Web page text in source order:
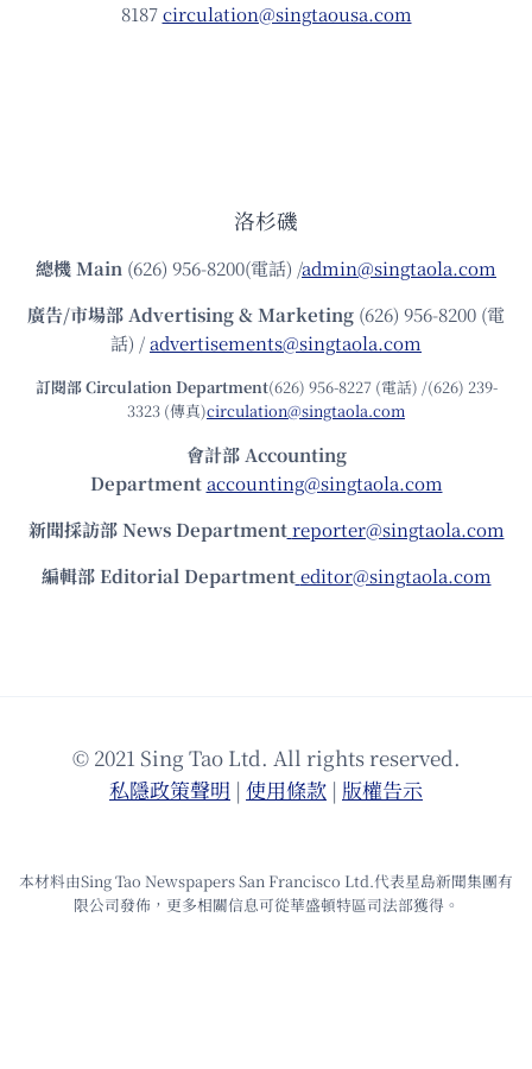
8187circulation@singtaousa.com
洛杉磯
總機Main (626) 956-8200(電話) /admin@singtaola.com
廣告/市場部Advertising & Marketing (626) 956-8200 (電
話) /advertisements@singtaola.com
訂閱部 Circulation Department(626) 956-8227 (電話) /(626) 239-
3323 (傳真)circulation@singtaola.com
會計部 Accounting
Department accounting@singtaola.com
新聞採訪部 News Department reporter@singtaola.com
編輯部 Editorial Department editor@singtaola.com
© 2021 Sing Tao Ltd. All rights reserved.
私隱政策聲明 | 使⽤條款 | 版權告⽰
本材料由Sing Tao Newspapers San Francisco Ltd.代表星島新聞集團有
限公司發佈，更多相關信息可從華盛頓特區司法部獲得。